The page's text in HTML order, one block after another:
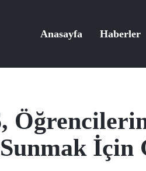
Anasayfa Haberler
İçin